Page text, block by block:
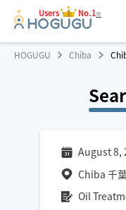
Users No.1※
HOGUGU Chiba
August 8,
Chiba 千
Oil